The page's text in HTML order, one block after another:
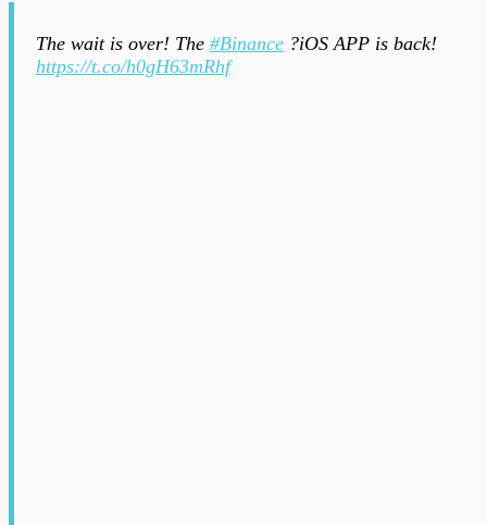
The wait is over! The #Binance ?iOS APP is back!
https://t.co/h0gH63mRhf